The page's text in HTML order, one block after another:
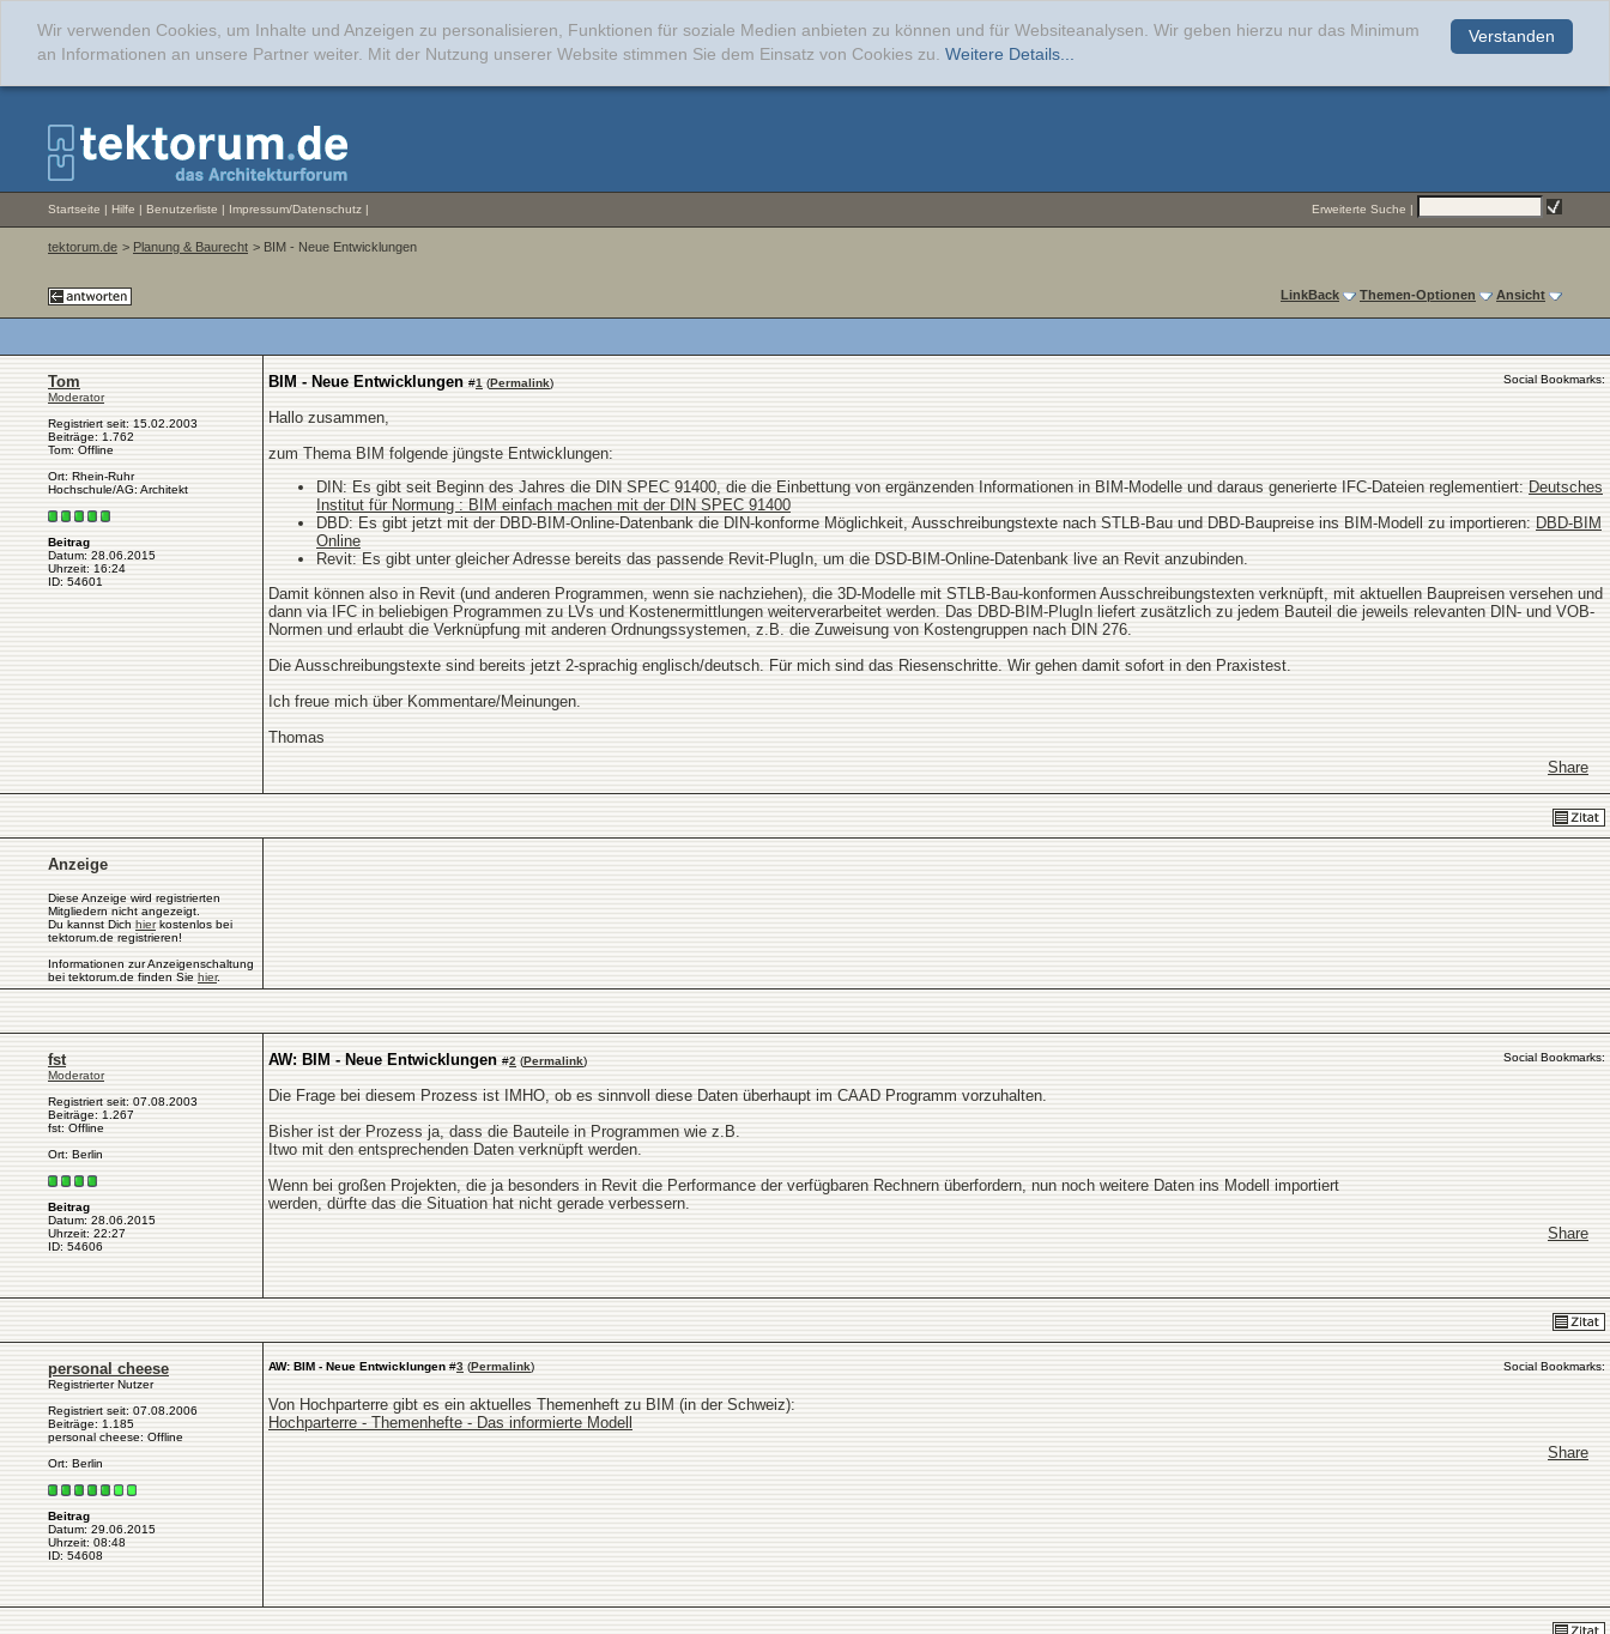
Verstanden
Wir verwenden Cookies, um Inhalte und Anzeigen zu personalisieren, Funktionen für soziale Medien anbieten zu können und für Websiteanalysen. Wir geben hierzu nur das Minimum
an Informationen an unsere Partner weiter. Mit der Nutzung unserer Website stimmen Sie dem Einsatz von Cookies zu. Weitere Details...
Startseite | Hilfe | Benutzerliste | Impressum/Datenschutz | Erweiterte Suche |
tektorum.de > Planung & Baurecht > BIM - Neue Entwicklungen
LinkBack Themen-Optionen Ansicht
Tom
Moderator
Registriert seit: 15.02.2003
Beiträge: 1.762
Tom: Offline
Ort: Rhein-Ruhr
Hochschule/AG: Architekt
Beitrag
Datum: 28.06.2015
Uhrzeit: 16:24
ID: 54601
BIM - Neue Entwicklungen #1 (Permalink) Social Bookmarks:
Hallo zusammen,
zum Thema BIM folgende jüngste Entwicklungen:
DIN: Es gibt seit Beginn des Jahres die DIN SPEC 91400, die die Einbettung von ergänzenden Informationen in BIM-Modelle und daraus generierte IFC-Dateien reglementiert: Deutsches
Institut für Normung : BIM einfach machen mit der DIN SPEC 91400
DBD: Es gibt jetzt mit der DBD-BIM-Online-Datenbank die DIN-konforme Möglichkeit, Ausschreibungstexte nach STLB-Bau und DBD-Baupreise ins BIM-Modell zu importieren: DBD-BIM
Online
Revit: Es gibt unter gleicher Adresse bereits das passende Revit-PlugIn, um die DSD-BIM-Online-Datenbank live an Revit anzubinden.
Damit können also in Revit (und anderen Programmen, wenn sie nachziehen), die 3D-Modelle mit STLB-Bau-konformen Ausschreibungstexten verknüpft, mit aktuellen Baupreisen versehen und
dann via IFC in beliebigen Programmen zu LVs und Kostenermittlungen weiterverarbeitet werden. Das DBD-BIM-PlugIn liefert zusätzlich zu jedem Bauteil die jeweils relevanten DIN- und VOB-
Normen und erlaubt die Verknüpfung mit anderen Ordnungssystemen, z.B. die Zuweisung von Kostengruppen nach DIN 276.
Die Ausschreibungstexte sind bereits jetzt 2-sprachig englisch/deutsch. Für mich sind das Riesenschritte. Wir gehen damit sofort in den Praxistest.
Ich freue mich über Kommentare/Meinungen.
Thomas
Share
Anzeige
Diese Anzeige wird registrierten
Mitgliedern nicht angezeigt.
Du kannst Dich hierkostenlos bei
tektorum.de registrieren!
Informationen zur Anzeigenschaltung
bei tektorum.de finden Sie hier.
fst
Moderator
Registriert seit: 07.08.2003
Beiträge: 1.267
fst: Offline
Ort: Berlin
Beitrag
Datum: 28.06.2015
Uhrzeit: 22:27
ID: 54606
AW: BIM - Neue Entwicklungen #2 (Permalink) Social Bookmarks:
Die Frage bei diesem Prozess ist IMHO, ob es sinnvoll diese Daten überhaupt im CAAD Programm vorzuhalten.
Bisher ist der Prozess ja, dass die Bauteile in Programmen wie z.B.
Itwo mit den entsprechenden Daten verknüpft werden.
Wenn bei großen Projekten, die ja besonders in Revit die Performance der verfügbaren Rechnern überfordern, nun noch weitere Daten ins Modell importiert
werden, dürfte das die Situation hat nicht gerade verbessern.
Share
personal cheese
Registrierter Nutzer
Registriert seit: 07.08.2006
Beiträge: 1.185
personal cheese: Offline
Ort: Berlin
Beitrag
Datum: 29.06.2015
Uhrzeit: 08:48
ID: 54608
AW: BIM - Neue Entwicklungen #3 (Permalink) Social Bookmarks:
Von Hochparterre gibt es ein aktuelles Themenheft zu BIM (in der Schweiz):
Hochparterre - Themenhefte - Das informierte Modell
Share